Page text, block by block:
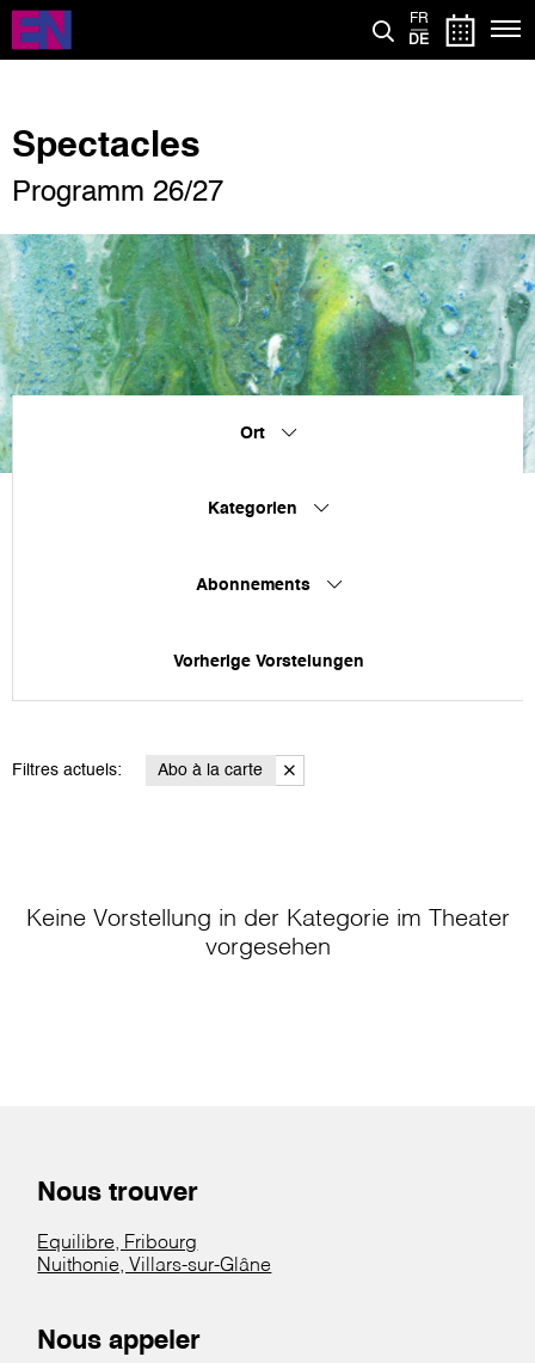
Direkt
zum
Inhalt
FR
DE
Spectacles
Programm 26/27
Ort
Kategorien
Abonnements
Vorherige Vorstelungen
Filtres actuels: Abo à la carte
Keine Vorstellung in der Kategorie im Theater
vorgesehen
Nous trouver
Equilibre, Fribourg
Nuithonie, Villars-sur-Glâne
Nous appeler